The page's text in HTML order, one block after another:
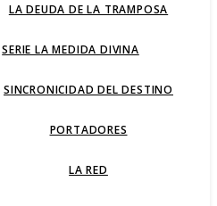
LA DEUDA DE LA TRAMPOSA
SERIE LA MEDIDA DIVINA
SINCRONICIDAD DEL DESTINO
PORTADORES
LA RED